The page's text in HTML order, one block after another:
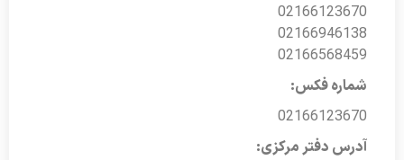
02166123670
02166946138
02166568459
شماره فکس:
02166123670
آدرس دفتر مرکزی: